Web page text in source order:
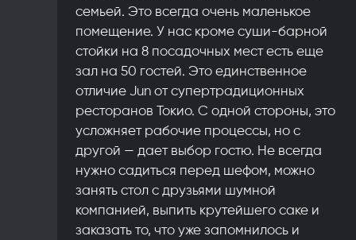
семьей. Это всегда очень маленькое
помещение. У нас кроме суши-барной
стойки на 8 посадочных мест есть еще
зал на 50 гостей. Это единственное
отличие Jun от супертрадиционных
ресторанов Токио. С одной стороны, это
усложняет рабочие процессы, но с
другой — дает выбор гостю. Не всегда
нужно садиться перед шефом, можно
занять стол с друзьями шумной
компанией, выпить крутейшего саке и
заказать то, что уже запомнилось и